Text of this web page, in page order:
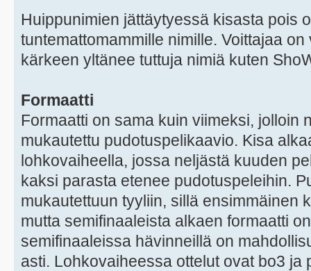
Huippunimien jättäytyessä kisasta pois
tuntemattomammille nimille. Voittajaa
kärkeen yltänee tuttuja nimiä kuten
Formaatti
Formaatti on sama kuin viimeksi, jolloin
mukautettu pudotuspelikaavio. Kisa
lohkovaiheella, jossa neljästä kuuden
kaksi parasta etenee pudotuspeleihin.
mukautettuun tyyliin, sillä ensimmäinen
mutta semifinaaleista alkaen formaatti
semifinaaleissa hävinneillä on
asti. Lohkovaiheessa ottelut ovat bo3 ja